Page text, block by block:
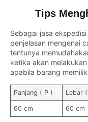
Tips
Sebagai jasa
penjelasan mengenai
tentunya
ketika akan
apabila barang
Panjang ( P ) Lebar
60 cm 60 cm